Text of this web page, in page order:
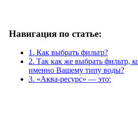
Навигация по статье:
1. Как выбрать фильтр?
2. Так как же выбрать фильтр,
именно Вашему типу воды?
3. «Аква-ресурс» — это: